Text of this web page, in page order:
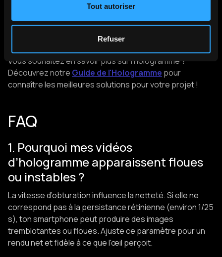
Tout autoriser
Refuser
fait pour vous !
profitez de l'excellence holographique à moindre coûts
Vous souhaitez en savoir plus sur l'hologramme ?
Découvrez notre Guide de l'Hologramme pour
connaître les meilleures solutions pour votre projet !
FAQ
1. Pourquoi mes vidéos
d’hologramme apparaissent floues
ou instables ?
La vitesse d’obturation influence la netteté. Si elle ne
correspond pas à la persistance rétinienne (environ 1/25
s), ton smartphone peut produire des images
tremblotantes ou floues. Ajuste ce paramètre pour un
rendu net et fidèle à ce que l'œil perçoit.